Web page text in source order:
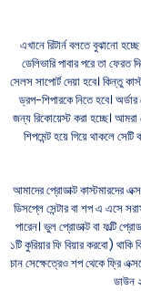
এখানে রিটার্ন বলতে বুঝানো
ডেলিভারি পাবার পরে তা
সেলস সাপোর্ট দেয়া হবে। কিন্তু
ড্রপ-শিপারকে নিতে হবে।
জন্য রিকোয়েস্ট করা হচ্ছে। আমরা
শিপমেন্ট হয়ে গিয়ে থাকলে
আমাদের প্রোডাক্ট কাস্টমারদের
ডিসপ্লে সেন্টার বা শপ এ এসে
পারেন। ভুল প্রোডাক্ট বা ফল্টি
১টি কুরিয়ার ফি বিয়ার করবো) থাকি
চান সেক্ষেত্রেও শপ থেকে ফ্রি
ডাউন